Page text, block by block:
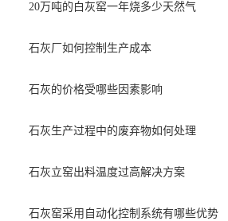
20万吨的白灰窑一年烧多少天然气
石灰厂如何控制生产成本
石灰的价格受哪些因素影响
石灰生产过程中的废弃物如何处理
石灰立窑出料温度过高解决方案
石灰窑采用自动化控制系统有哪些优势